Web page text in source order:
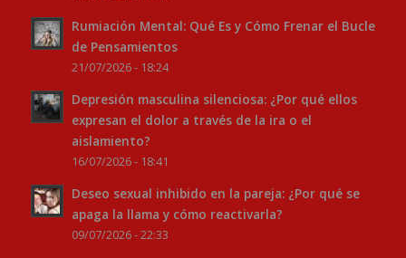
Rumiación Mental: Qué Es y Cómo Frenar el Bucle
de Pensamientos
21/07/2026 - 18:24
Depresión masculina silenciosa: ¿Por qué ellos
expresan el dolor a través de la ira o el
aislamiento?
16/07/2026 - 18:41
Deseo sexual inhibido en la pareja: ¿Por qué se
apaga la llama y cómo reactivarla?
09/07/2026 - 22:33